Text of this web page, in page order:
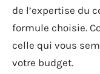
de l’expertise du
formule choisie.
celle qui vous
votre budget.